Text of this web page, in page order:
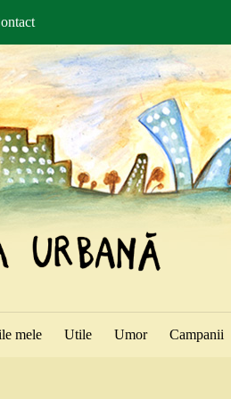
mele Utile Umor Campanii